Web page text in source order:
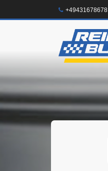
Telefon:
+49431678678